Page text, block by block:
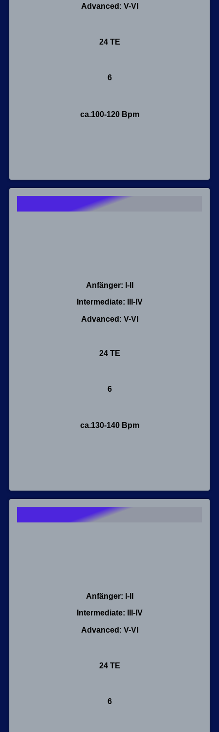
Advanced: V-VI
24 TE
6
ca.100-120 Bpm
Anfänger: I-II
Intermediate: III-IV
Advanced: V-VI
24 TE
6
ca.130-140 Bpm
Anfänger: I-II
Intermediate: III-IV
Advanced: V-VI
24 TE
6